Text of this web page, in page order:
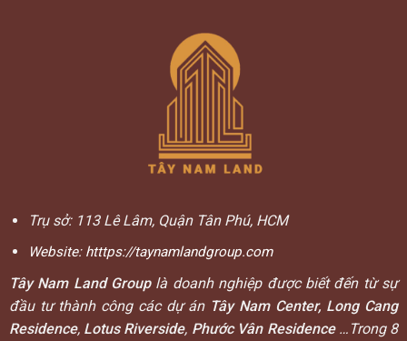
Trụ sở: 113 Lê Lâm, Quận Tân Phú, HCM
Website: htttps://taynamlandgroup.com
Tây Nam Land Grouplà doanh nghiệp được biết đến từ sự
đầu tư thành công các dự án Tây Nam Center, Long Cang
Residence, Lotus Riverside, Phước Vân Residence…Trong 8